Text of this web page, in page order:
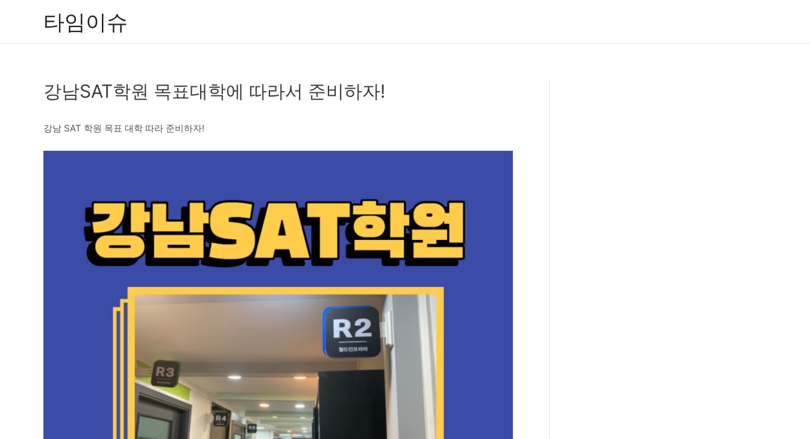
타임이슈
강남SAT학원 목표대학에 따라서 준비하자!
강남 SAT 학원 목표 대학 따라 준비하자!